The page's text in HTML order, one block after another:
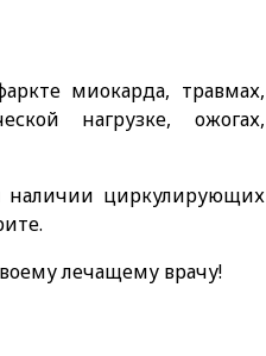
миокарда, травмах,
нагрузке, ожогах,
наличии циркулирующих
лечащему врачу!